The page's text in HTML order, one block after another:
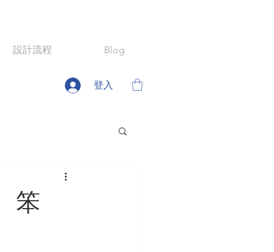
設計流程 Blog
登入
笨